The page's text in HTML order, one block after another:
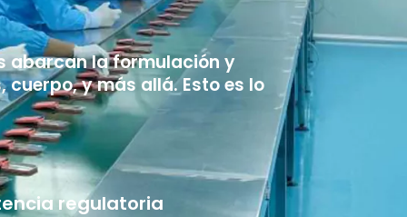
abarcan la formulación y
y más allá. Esto es lo
regulatoria